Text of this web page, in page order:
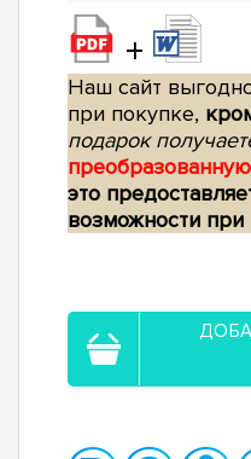
+
Наш сайт
при покупке,
подарок
это
возможности